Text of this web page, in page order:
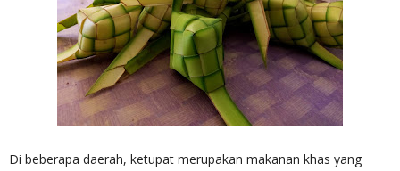
Di beberapa daerah, ketupat merupakan makanan khas yang